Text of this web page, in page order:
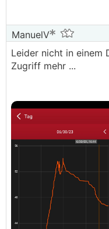
ManuelV
Leider nicht in einem
Zugriff mehr ...